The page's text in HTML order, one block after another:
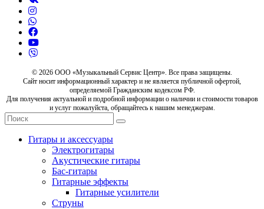
© 2026 ООО «Музыкальный Сервис Центр». Все права защищены.
Сайт носит информационный характер и не является публичной офертой,
определяемой Гражданским кодексом РФ.
Для получения актуальной и подробной информации о наличии и стоимости товаров
и услуг пожалуйста, обращайтесь к нашим менеджерам.
Гитары и аксессуары
Электрогитары
Акустические гитары
Бас-гитары
Гитарные эффекты
Гитарные усилители
Струны